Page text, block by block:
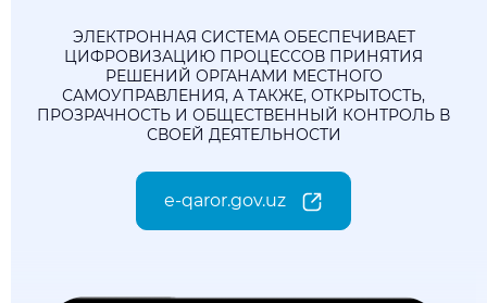
ЭЛЕКТРОННАЯ СИСТЕМА ОБЕСПЕЧИВАЕТ
ЦИФРОВИЗАЦИЮ ПРОЦЕССОВ ПРИНЯТИЯ
РЕШЕНИЙ ОРГАНАМИ МЕСТНОГО
САМОУПРАВЛЕНИЯ, А ТАКЖЕ, ОТКРЫТОСТЬ,
ПРОЗРАЧНОСТЬ И ОБЩЕСТВЕННЫЙ КОНТРОЛЬ В
СВОЕЙ ДЕЯТЕЛЬНОСТИ
e-qaror.gov.uz